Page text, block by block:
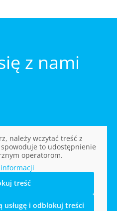
z nami
należy wczytać treść z
spowoduje to udostępnienie
operatorom.
treść
usługę i odblokuj treści